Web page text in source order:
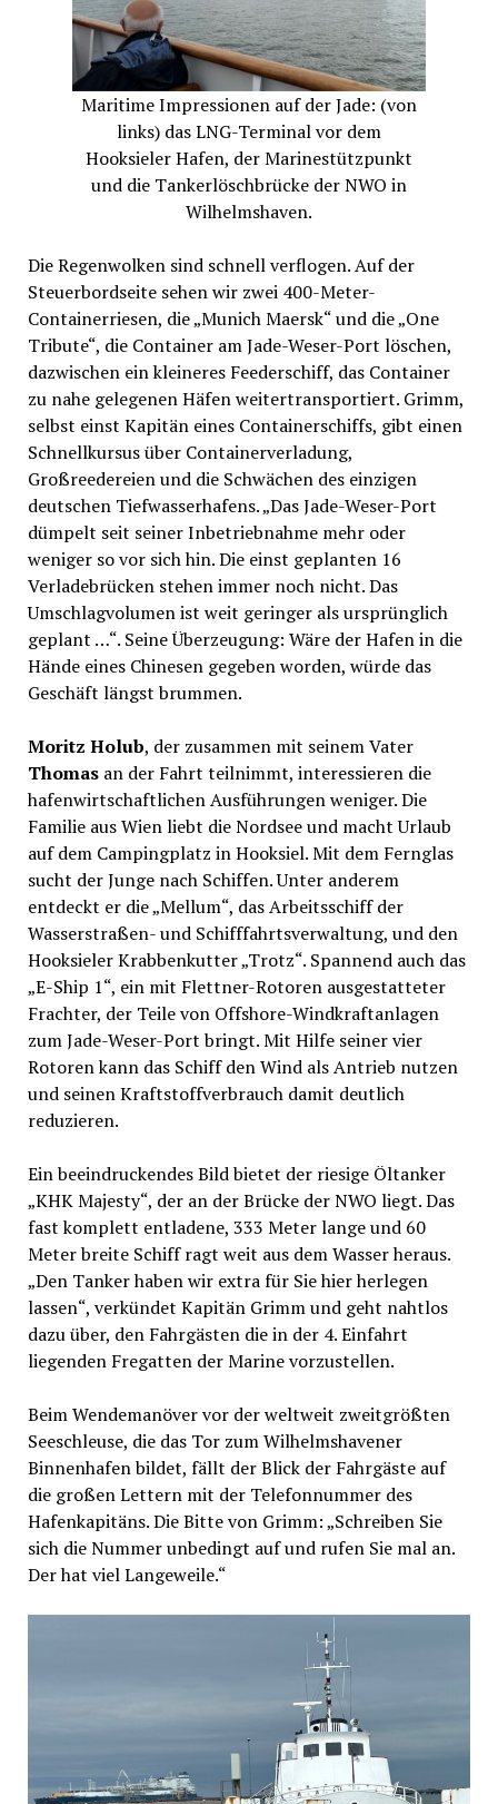
Maritime Impressionen auf der Jade: (von
links) das LNG-Terminal vor dem
Hooksieler Hafen, der Marinestützpunkt
und die Tankerlöschbrücke der NWO in
Wilhelmshaven.
Die Regenwolken sind schnell verflogen. Auf der
Steuerbordseite sehen wir zwei 400-Meter-
Containerriesen, die „Munich Maersk“ und die „One
Tribute“, die Container am Jade-Weser-Port löschen,
dazwischen ein kleineres Feederschiff, das Container
zu nahe gelegenen Häfen weitertransportiert. Grimm,
selbst einst Kapitän eines Containerschiffs, gibt einen
Schnellkursus über Containerverladung,
Großreedereien und die Schwächen des einzigen
deutschen Tiefwasserhafens. „Das Jade-Weser-Port
dümpelt seit seiner Inbetriebnahme mehr oder
weniger so vor sich hin. Die einst geplanten 16
Verladebrücken stehen immer noch nicht. Das
Umschlagvolumen ist weit geringer als ursprünglich
geplant …“. Seine Überzeugung: Wäre der Hafen in die
Hände eines Chinesen gegeben worden, würde das
Geschäft längst brummen.
Moritz Holub, der zusammen mit seinem Vater
Thomas an der Fahrt teilnimmt, interessieren die
hafenwirtschaftlichen Ausführungen weniger. Die
Familie aus Wien liebt die Nordsee und macht Urlaub
auf dem Campingplatz in Hooksiel. Mit dem Fernglas
sucht der Junge nach Schiffen. Unter anderem
entdeckt er die „Mellum“, das Arbeitsschiff der
Wasserstraßen- und Schifffahrtsverwaltung, und den
Hooksieler Krabbenkutter „Trotz“. Spannend auch das
„E-Ship 1“, ein mit Flettner-Rotoren ausgestatteter
Frachter, der Teile von Offshore-Windkraftanlagen
zum Jade-Weser-Port bringt. Mit Hilfe seiner vier
Rotoren kann das Schiff den Wind als Antrieb nutzen
und seinen Kraftstoffverbrauch damit deutlich
reduzieren.
Ein beeindruckendes Bild bietet der riesige Öltanker
„KHK Majesty“, der an der Brücke der NWO liegt. Das
fast komplett entladene, 333 Meter lange und 60
Meter breite Schiff ragt weit aus dem Wasser heraus.
„Den Tanker haben wir extra für Sie hier herlegen
lassen“, verkündet Kapitän Grimm und geht nahtlos
dazu über, den Fahrgästen die in der 4. Einfahrt
liegenden Fregatten der Marine vorzustellen.
Beim Wendemanöver vor der weltweit zweitgrößten
Seeschleuse, die das Tor zum Wilhelmshavener
Binnenhafen bildet, fällt der Blick der Fahrgäste auf
die großen Lettern mit der Telefonnummer des
Hafenkapitäns. Die Bitte von Grimm: „Schreiben Sie
sich die Nummer unbedingt auf und rufen Sie mal an.
Der hat viel Langeweile.“